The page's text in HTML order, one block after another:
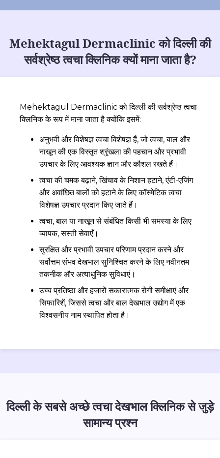
Mehektagul Dermaclinic को दिल्ली की
सर्वश्रेष्ठ त्वचा क्लिनिक क्यों माना जाता है?
Mehektagul Dermaclinic को दिल्ली की सर्वश्रेष्ठ त्वचा
क्लिनिक के रूप में माना जाता है क्योंकि इसमें:
अनुभवी और विशेषज्ञ त्वचा विशेषज्ञ हैं, जो त्वचा, बाल और
नाखून की एक विस्तृत श्रृंखला की पहचान और प्रभावी
उपचार के लिए आवश्यक ज्ञान और कौशल रखते हैं।
त्वचा की चमक बढ़ाने, खिंचाव के निशान हटाने, एंटी-एजिंग
और अवांछित बालों को हटाने के लिए कॉस्मेटिक त्वचा
विशेषज्ञ उपचार प्रदान किए जाते हैं।
त्वचा, बाल या नाखून से संबंधित किसी भी समस्या के लिए
व्यापक, सस्ती सेवाएँ।
सुरक्षित और प्रभावी उपचार परिणाम प्रदान करने और
सर्वोत्तम संभव देखभाल सुनिश्चित करने के लिए नवीनतम
तकनीक और अत्याधुनिक सुविधाएं।
उच्च प्रतिष्ठा और हजारों सकारात्मक रोगी समीक्षाएं और
सिफारिशें, जिससे त्वचा और बाल देखभाल उद्योग में एक
विश्वसनीय नाम स्थापित होता है।
दिल्ली के सबसे अच्छे त्वचा देखभाल क्लिनिक से जुड़े
सामान्य प्रश्न